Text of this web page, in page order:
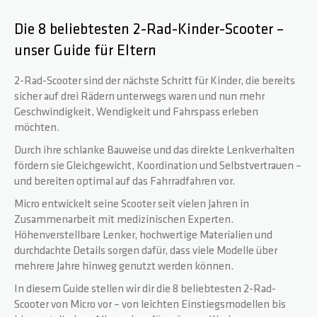
BASE
ROCKY
REAPER
CRITTER
REAPER RELOADED
BEAST V2
ARCHIE COLE
RADGABELN
DECKS
GRIPTAPES
BREMSEN / SCHRAUBEN
RÄDER / ACHSEN
SPACER
PEGS
HOODIES
WRISTBANDS
PARTNER
FAQ
DOWNLOADS
Die 8 beliebtesten 2-Rad-Kinder-Scooter –
unser Guide für Eltern
2-Rad-Scooter sind der nächste Schritt für Kinder, die bereits
sicher auf drei Rädern unterwegs waren und nun mehr
Geschwindigkeit, Wendigkeit und Fahrspass erleben
möchten.
Durch ihre schlanke Bauweise und das direkte Lenkverhalten
fördern sie Gleichgewicht, Koordination und Selbstvertrauen –
und bereiten optimal auf das Fahrradfahren vor.
Micro entwickelt seine Scooter seit vielen Jahren in
Zusammenarbeit mit medizinischen Experten.
Höhenverstellbare Lenker, hochwertige Materialien und
durchdachte Details sorgen dafür, dass viele Modelle über
mehrere Jahre hinweg genutzt werden können.
In diesem Guide stellen wir dir die 8 beliebtesten 2-Rad-
Scooter von Micro vor – von leichten Einstiegsmodellen bis